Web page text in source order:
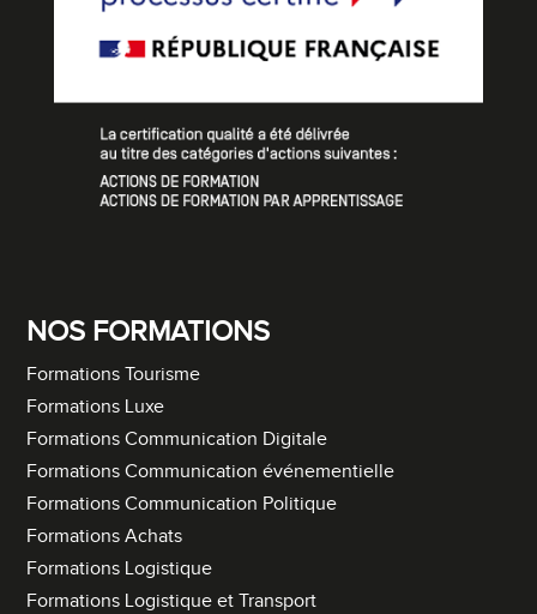
NOS FORMATIONS
Formations Tourisme
Formations Luxe
Formations Communication Digitale
Formations Communication événementielle
Formations Communication Politique
Formations Achats
Formations Logistique
Formations Logistique et Transport